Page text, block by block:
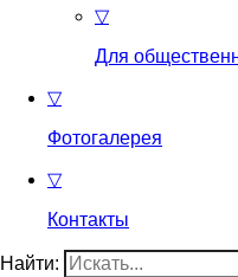
▽
Для
▽
Фотогалерея
▽
Контакты
Найти: